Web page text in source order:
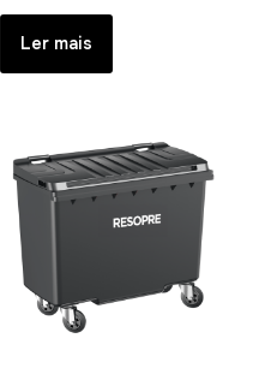
Ler mais